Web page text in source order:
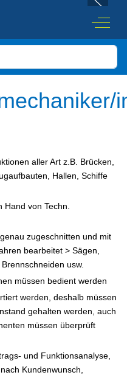
Off-
aller Art z.B. Brücken,
Hallen, Schiffe
von Techn.
zugeschnitten und mit
bearbeitet > Sägen,
usw.
müssen bedient werden
werden, deshalb müssen
gehalten werden, auch
müssen überprüft
und Funktionsanalyse,
Kundenwunsch,